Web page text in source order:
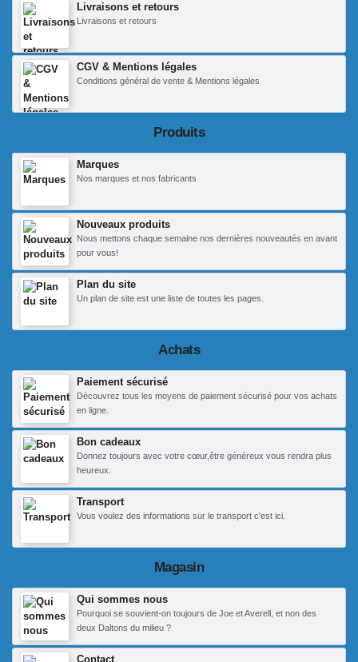
Livraisons et retours
Livraisons et retours
CGV & Mentions légales
Conditions général de vente & Mentions légales
Produits
Marques
Nos marques et nos fabricants
Nouveaux produits
Nous mettons chaque semaine nos dernières nouveautés en avant
pour vous!
Plan du site
Un plan de site est une liste de toutes les pages.
Achats
Paiement sécurisé
Découvrez tous les moyens de paiement sécurisé pour vos achats
en ligne.
Bon cadeaux
Donnez toujours avec votre cœur,être généreux vous rendra plus
heureux.
Transport
Vous voulez des informations sur le transport c'est ici.
Magasin
Qui sommes nous
Pourquoi se souvient-on toujours de Joe et Averell, et non des
deux Daltons du milieu ?
Contact